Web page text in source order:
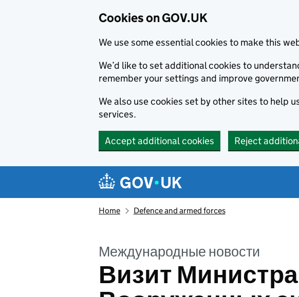
Cookies on GOV.UK
We use some essential cookies to make this
We’d like to set additional cookies to
remember your settings and improve
We also use cookies set by other sites to help
services.
Accept additional cookies Reject
Navigation menu
Home Defence and armed forces
Международные новости
Визит Министра